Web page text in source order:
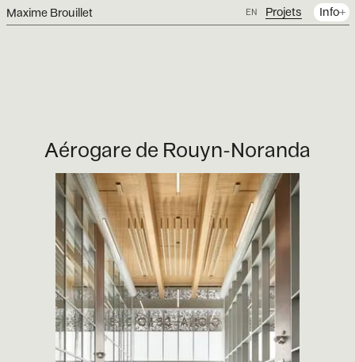
Maxime Brouillet EN Projets Info
Aérogare de Rouyn-Noranda